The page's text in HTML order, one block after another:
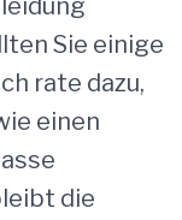
Sie einige
rate dazu,
einen
die